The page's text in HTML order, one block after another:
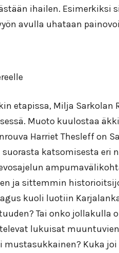
ihailen. Esimerkiksi
avulla uhataan
etapissa, Milja Sarkolan
Muoto kuulostaa
Harriet Thesleff on
katsomisesta eri
ja sittemmin
kuoli luotiin
Tai onko jollakulla
lukuisat
Kuka joi